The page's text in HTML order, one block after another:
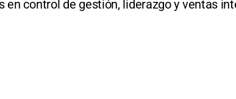
en control de gestión, liderazgo y ventas